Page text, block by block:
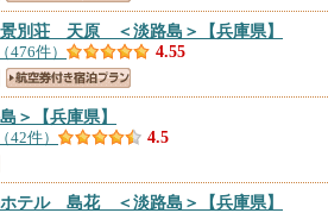
別荘 天原 ＜淡路島＞ 【兵庫県】
476件） 4.55
＞ 【兵庫県】
42件） 4.5
テル 島花 ＜淡路島＞ 【兵庫県】